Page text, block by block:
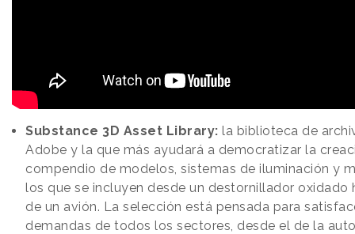
Substance 3D Asset Library: la biblioteca de
Adobe y la que más ayudará a democratizar la
compendio de modelos, sistemas de iluminación y
los que se incluyen desde un destornillador oxidado
de un avión. La selección está pensada para
demandas de todos los sectores, desde el de la